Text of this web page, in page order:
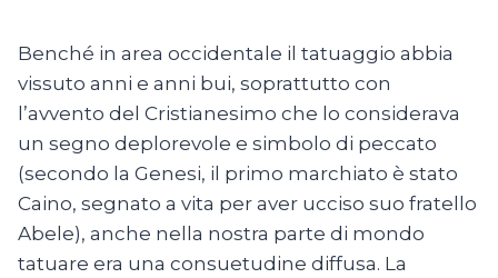
Benché in area occidentale il tatuaggio abbia
vissuto anni e anni bui, soprattutto con
l’avvento del Cristianesimo che lo considerava
un segno deplorevole e simbolo di peccato
(secondo la Genesi, il primo marchiato è stato
Caino, segnato a vita per aver ucciso suo fratello
Abele), anche nella nostra parte di mondo
tatuare era una consuetudine diffusa. La